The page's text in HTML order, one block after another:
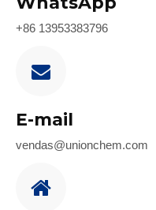
+86 13953383796
E-mail
vendas@unionchem.com